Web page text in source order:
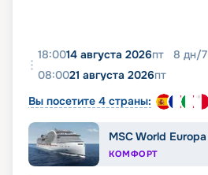
18:0014 августа 2026пт 8 дн/7
08:0021 августа 2026пт
Вы посетите 4 страны:
MSC World Europa
КОМФОРТ